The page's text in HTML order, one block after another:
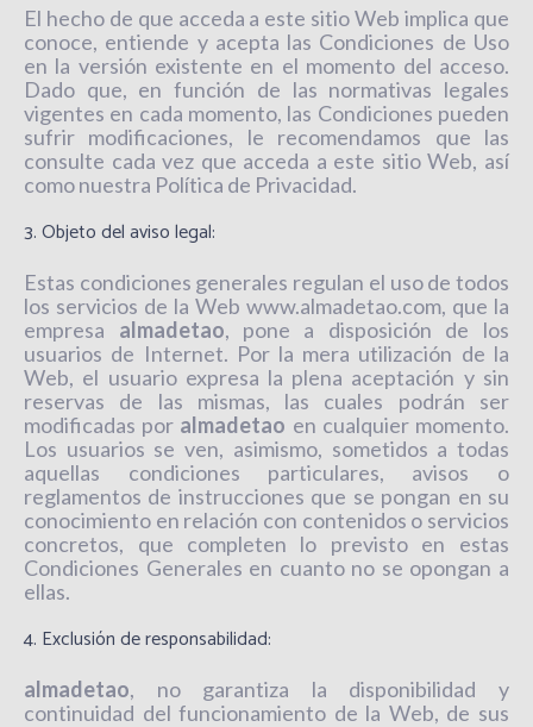
El hecho de que acceda a este sitio Web implica que
conoce, entiende y acepta las Condiciones de Uso
en la versión existente en el momento del acceso.
Dado que, en función de las normativas legales
vigentes en cada momento, las Condiciones pueden
sufrir modificaciones, le recomendamos que las
consulte cada vez que acceda a este sitio Web, así
como nuestra Política de Privacidad.
3. Objeto del aviso legal:
Estas condiciones generales regulan el uso de todos
los servicios de la Web www.almadetao.com, que la
empresa almadetao, pone a disposición de los
usuarios de Internet. Por la mera utilización de la
Web, el usuario expresa la plena aceptación y sin
reservas de las mismas, las cuales podrán ser
modificadas por almadetao en cualquier momento.
Los usuarios se ven, asimismo, sometidos a todas
aquellas condiciones particulares, avisos o
reglamentos de instrucciones que se pongan en su
conocimiento en relación con contenidos o servicios
concretos, que completen lo previsto en estas
Condiciones Generales en cuanto no se opongan a
ellas.
4. Exclusión de responsabilidad:
almadetao, no garantiza la disponibilidad y
continuidad del funcionamiento de la Web, de sus